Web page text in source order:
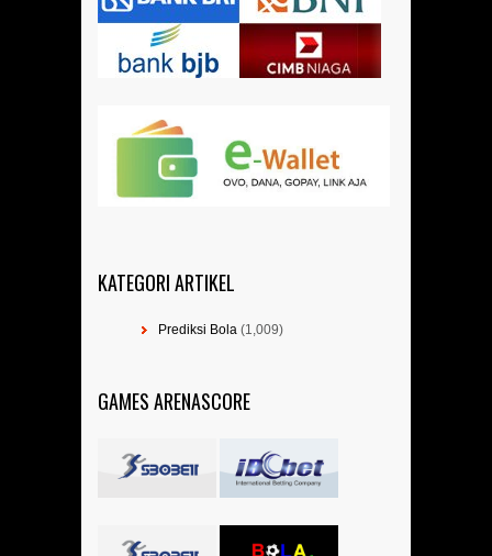
KATEGORI ARTIKEL
Prediksi Bola (1,009)
GAMES ARENASCORE